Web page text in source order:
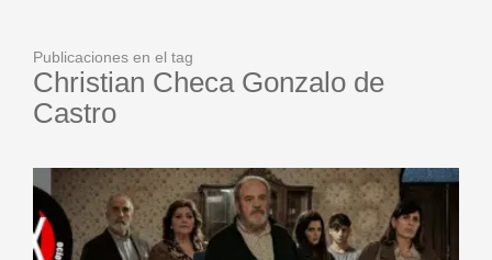
Publicaciones en el tag
Christian Checa Gonzalo de
Castro